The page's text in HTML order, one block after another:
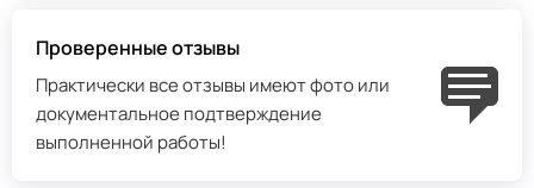
Проверенные отзывы
Практически все отзывы имеют фото или
документальное подтверждение
выполненной работы!